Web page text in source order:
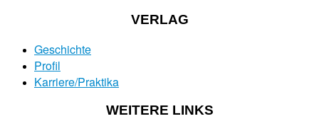
VERLAG
Geschichte
Profil
Karriere/Praktika
WEITERE LINKS